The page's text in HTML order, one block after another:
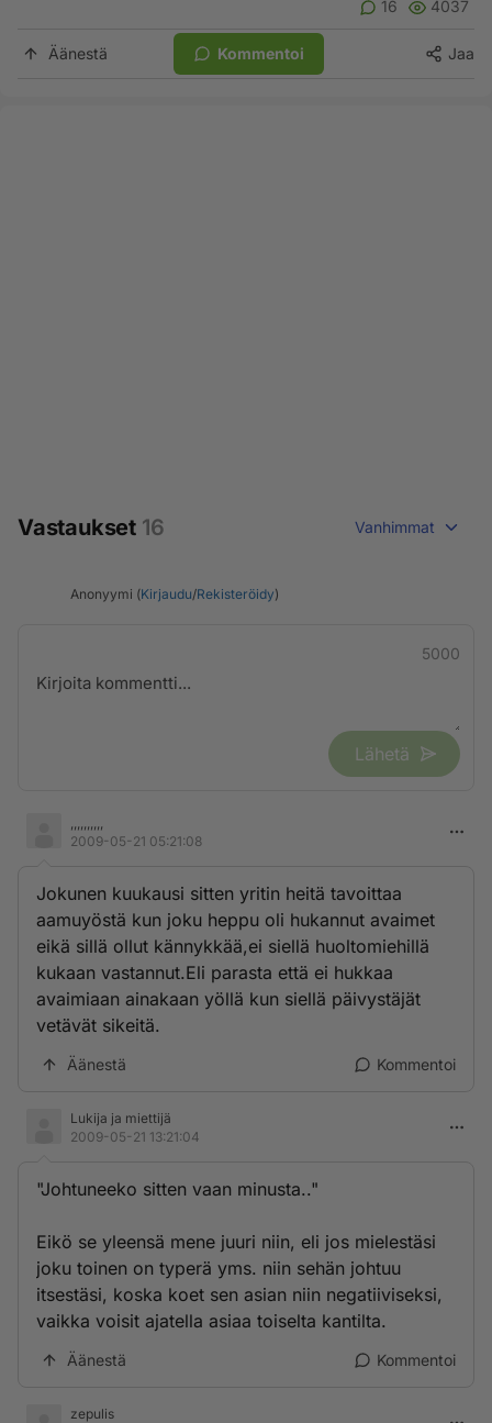
16 4037
Äänestä Kommentoi Jaa
Vastaukset 16 Vanhimmat
Anonyymi (Kirjaudu/Rekisteröidy)
5000
Lähetä
,,,,,,,,,,
2009-05-21 05:21:08
Jokunen kuukausi sitten yritin heitä tavoittaa
aamuyöstä kun joku heppu oli hukannut avaimet
eikä sillä ollut kännykkää,ei siellä huoltomiehillä
kukaan vastannut.Eli parasta että ei hukkaa
avaimiaan ainakaan yöllä kun siellä päivystäjät
vetävät sikeitä.
Äänestä Kommentoi
Lukija ja miettijä
2009-05-21 13:21:04
"Johtuneeko sitten vaan minusta.."
Eikö se yleensä mene juuri niin, eli jos mielestäsi
joku toinen on typerä yms. niin sehän johtuu
itsestäsi, koska koet sen asian niin negatiiviseksi,
vaikka voisit ajatella asiaa toiselta kantilta.
Äänestä Kommentoi
zepulis